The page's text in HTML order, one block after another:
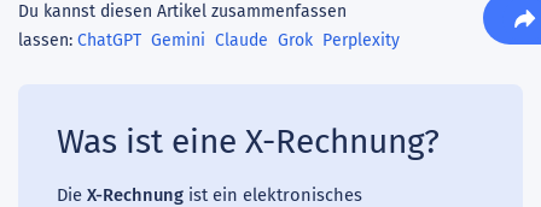
Du kannst diesen Artikel zusammenfassen
lassen: ChatGPT Gemini Claude Grok Perplexity
Was ist eine X-Rechnung?
Die X-Rechnung ist ein elektronisches